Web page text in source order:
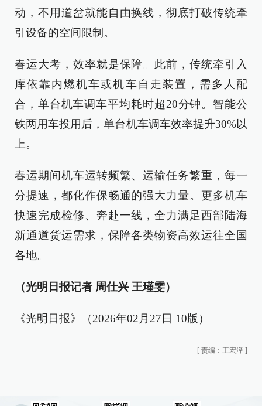
动，不用道岔就能自由换线，彻底打破传统牵
引设备的空间限制。
春运大考，效率就是保障。此前，传统牵引入
库依靠内燃机车或机车自走装置，需多人配
合，单台机车调车平均耗时超20分钟。智能公
铁两用车投用后，单台机车调车效率提升30%以
上。
春运期间机车运转频繁、运输任务繁重，每一
分提速，都化作保畅通的强大力量。更多机车
快速完成检修、奔赴一线，全力满足西部陆海
新通道货运需求，保障各类物资高效运往全国
各地。
（光明日报记者 周仕兴 王瑾雯）
《光明日报》（2026年02月27日 10版）
[ 责编：王宏泽 ]